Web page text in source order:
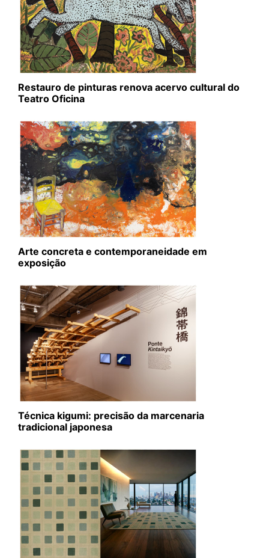
Restauro de pinturas renova acervo cultural do
Teatro Oficina
Arte concreta e contemporaneidade em
exposição
Técnica kigumi: precisão da marcenaria
tradicional japonesa